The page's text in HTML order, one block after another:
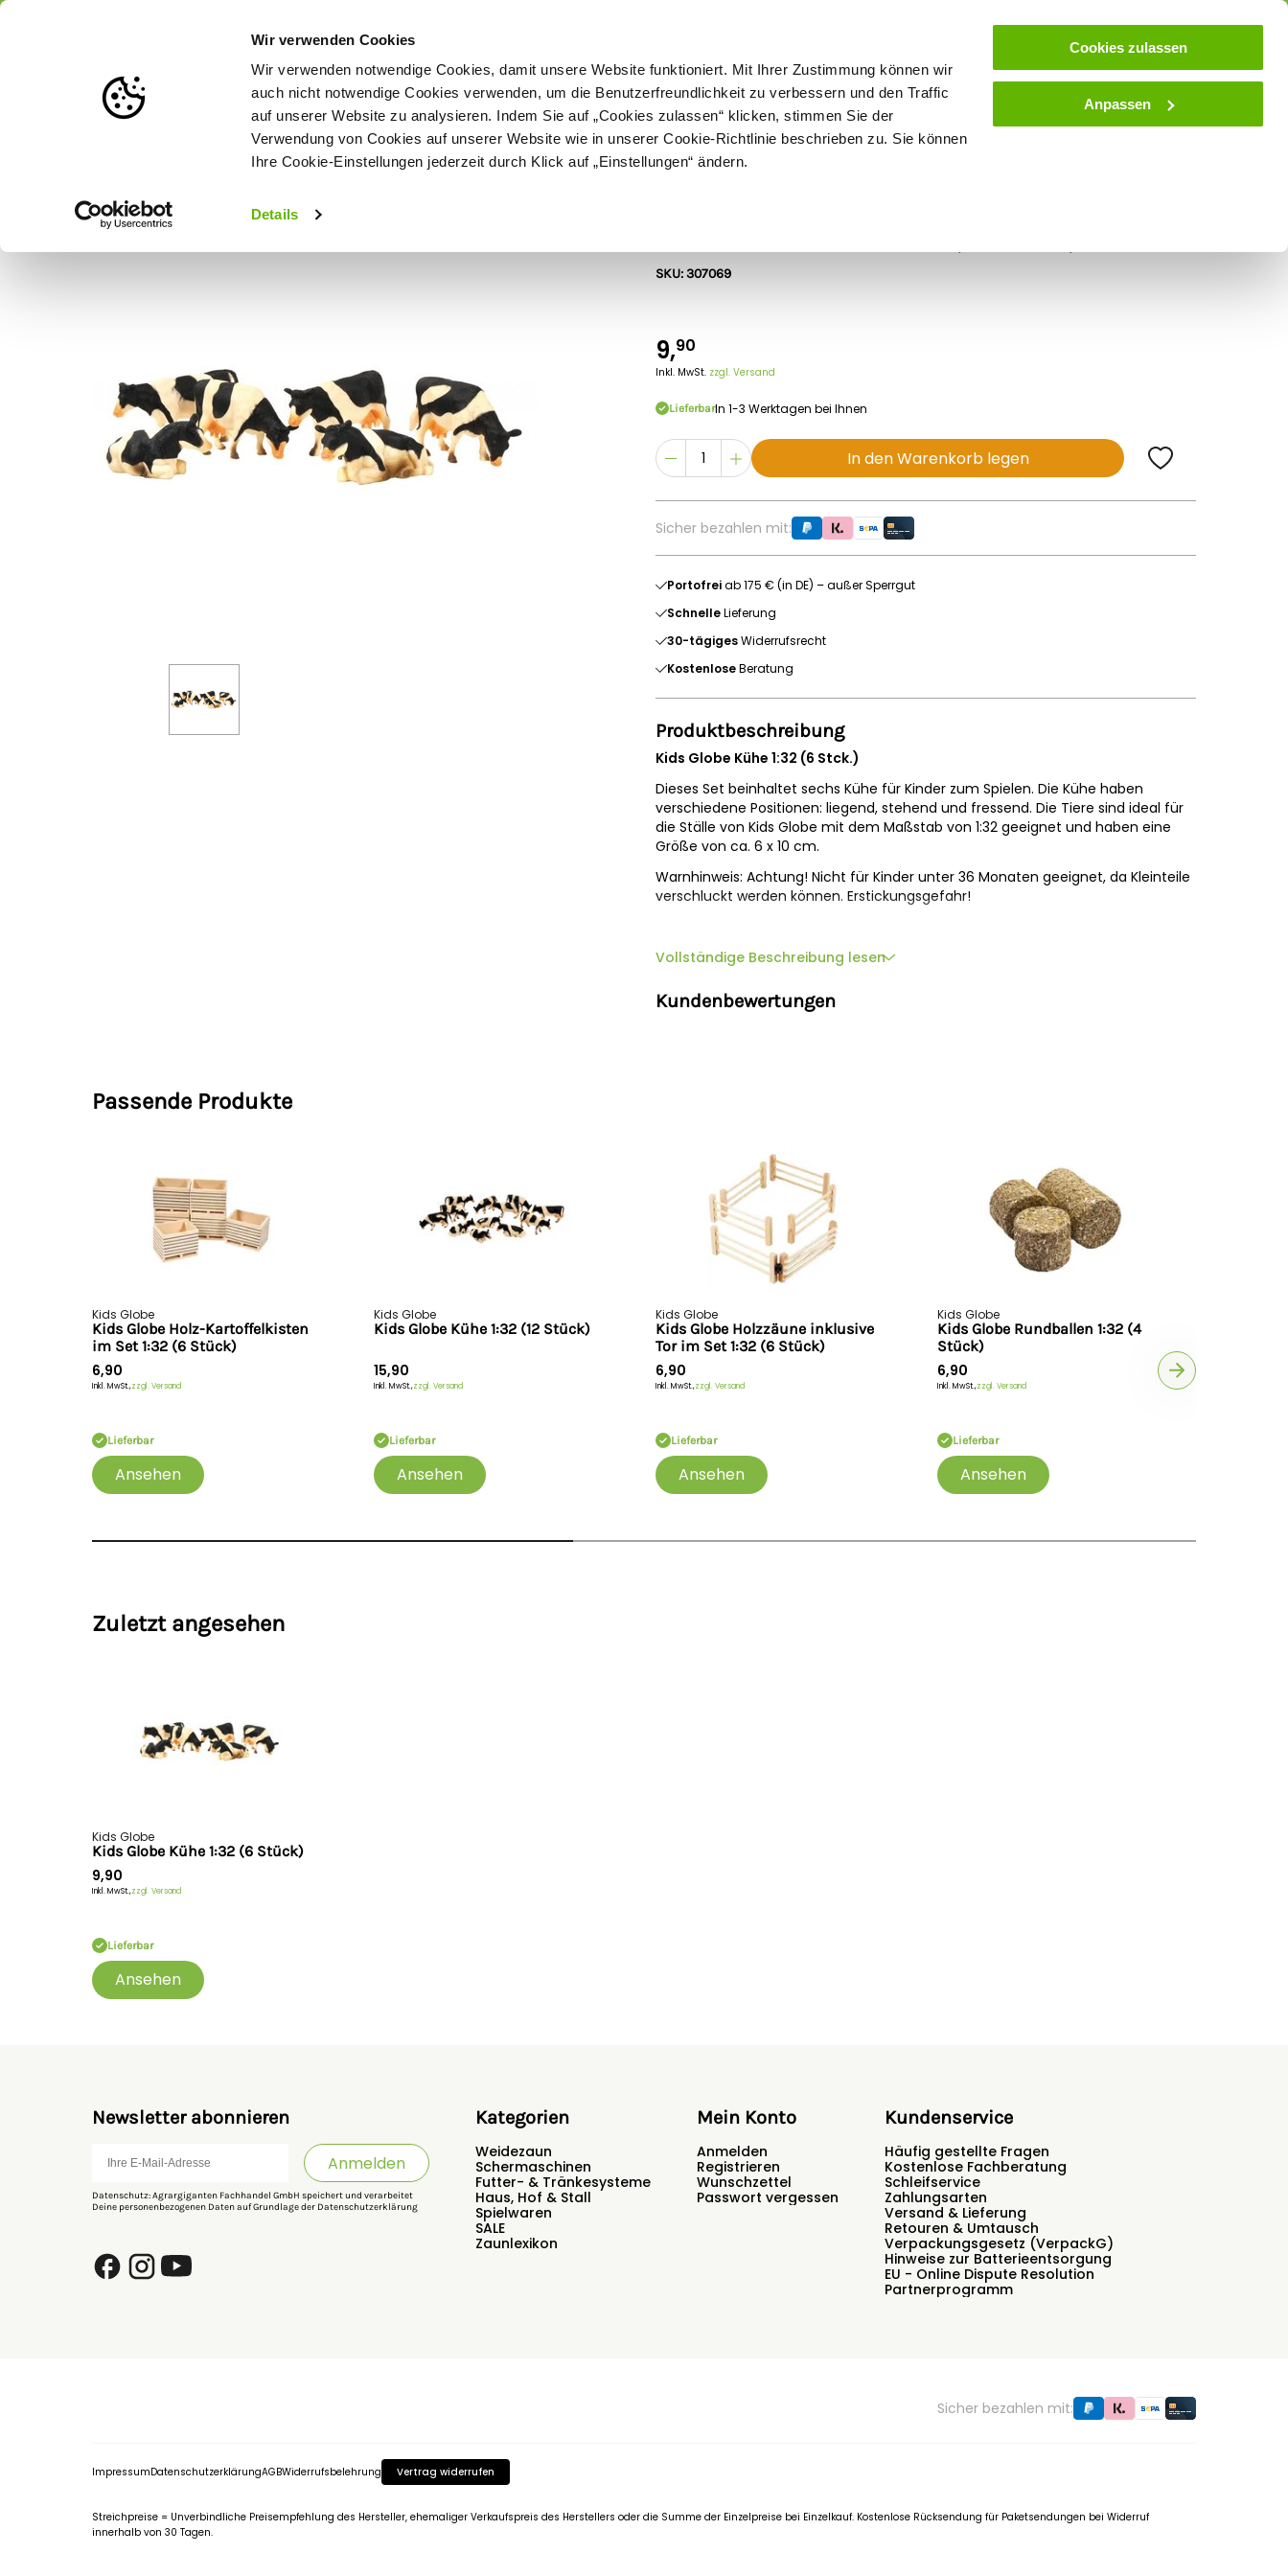
Wir verwenden Cookies
Wir verwenden notwendige Cookies, damit unsere Website funktioniert. Mit Ihrer Zustimmung können wir
auch nicht notwendige Cookies verwenden, um die Benutzerfreundlichkeit zu verbessern und den Traffic
auf unserer Website zu analysieren. Indem Sie auf „Cookies zulassen“ klicken, stimmen Sie der
Verwendung von Cookies auf unserer Website wie in unserer Cookie-Richtlinie beschrieben zu. Sie können
Ihre Cookie-Einstellungen jederzeit durch Klick auf „Einstellungen“ ändern.
Details
Cookies zulassen
Anpassen
Weidezaun Zaunlösungen nach Tierart Schermaschinen Futter- & Tränkesysteme Haus, Hof & Stall Spielwaren Zaunlexikon SALE
SKU: 307069
9,90
Inkl. MwSt. zzgl. Versand
LieferbarIn 1-3 Werktagen bei Ihnen
In den Warenkorb legen
Sicher bezahlen mit:
Portofreiab 175 € (in DE) – außer Sperrgut
SchnelleLieferung
30-tägigesWiderrufsrecht
KostenloseBeratung
Produktbeschreibung
Kids Globe Kühe 1:32 (6 Stck.)
Dieses Set beinhaltet sechs Kühe für Kinder zum Spielen. Die Kühe haben
verschiedene Positionen: liegend, stehend und fressend. Die Tiere sind ideal für
die Ställe von Kids Globe mit dem Maßstab von 1:32 geeignet und haben eine
Größe von ca. 6 x 10 cm.
Warnhinweis: Achtung! Nicht für Kinder unter 36 Monaten geeignet, da Kleinteile
verschluckt werden können. Erstickungsgefahr!
Sicherheitshinweise
Hersteller:
8, 3903 LA Veenendaal, Niederlande,
Vollständige Beschreibung lesen
Kundenbewertungen
Passende Produkte
Kids Globe
Kids Globe Holz-Kartoffelkisten
im Set 1:32 (6 Stück)
6,90
Inkl. MwSt.,zzgl. Versand
Lieferbar
Ansehen
Kids Globe
Kids Globe Kühe 1:32 (12 Stück)
15,90
Inkl. MwSt.,zzgl. Versand
Lieferbar
Ansehen
Kids Globe
Kids Globe Holzzäune inklusive
Tor im Set 1:32 (6 Stück)
6,90
Inkl. MwSt.,zzgl. Versand
Lieferbar
Ansehen
Kids Globe
Kids Globe Rundballen 1:32 (4
Stück)
6,90
Inkl. MwSt.,zzgl. Versand
Lieferbar
Ansehen
Zuletzt angesehen
Kids Globe
Kids Globe Kühe 1:32 (6 Stück)
9,90
Inkl. MwSt.,zzgl. Versand
Lieferbar
Ansehen
Newsletter abonnieren
Anmelden
Datenschutz: Agrargiganten Fachhandel GmbH speichert und verarbeitet
Deine personenbezogenen Daten auf Grundlage der Datenschutzerklärung
Kategorien
Weidezaun
Schermaschinen
Futter- & Tränkesysteme
Haus, Hof & Stall
Spielwaren
SALE
Zaunlexikon
Mein Konto
Anmelden
Registrieren
Wunschzettel
Passwort vergessen
Kundenservice
Häufig gestellte Fragen
Kostenlose Fachberatung
Schleifservice
Zahlungsarten
Versand & Lieferung
Retouren & Umtausch
Verpackungsgesetz (VerpackG)
Hinweise zur Batterieentsorgung
EU - Online Dispute Resolution
Partnerprogramm
Sicher bezahlen mit:
ImpressumDatenschutzerklärungAGBWiderrufsbelehrung Vertrag widerrufen
Streichpreise = Unverbindliche Preisempfehlung des Hersteller, ehemaliger Verkaufspreis des Herstellers oder die Summe der Einzelpreise bei Einzelkauf. Kostenlose Rücksendung für Paketsendungen bei Widerruf
innerhalb von 30 Tagen.